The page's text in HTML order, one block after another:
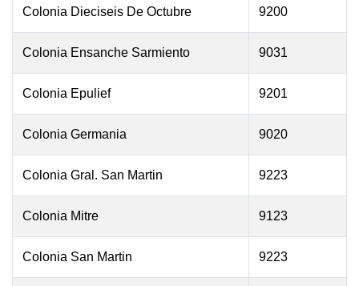
Colonia Dieciseis De Octubre 9200
Colonia Ensanche Sarmiento 9031
Colonia Epulief 9201
Colonia Germania 9020
Colonia Gral. San Martin 9223
Colonia Mitre 9123
Colonia San Martin 9223